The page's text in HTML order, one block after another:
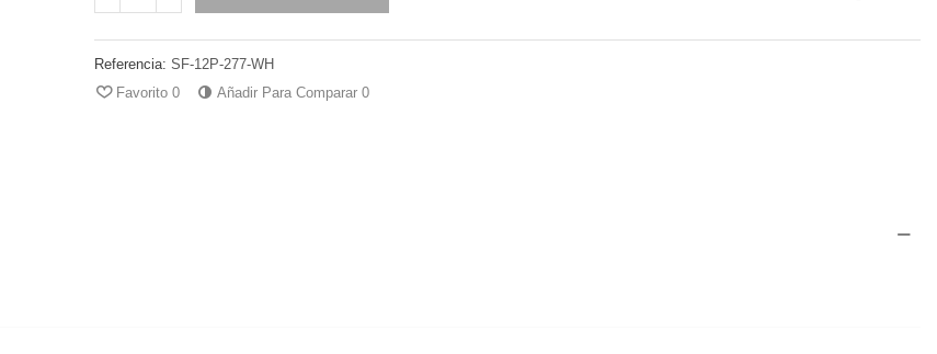
Referencia: SF-12P-277-WH
Favorito 0 Añadir Para Comparar 0